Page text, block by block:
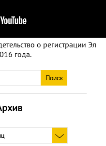
о регистрации Эл
года.